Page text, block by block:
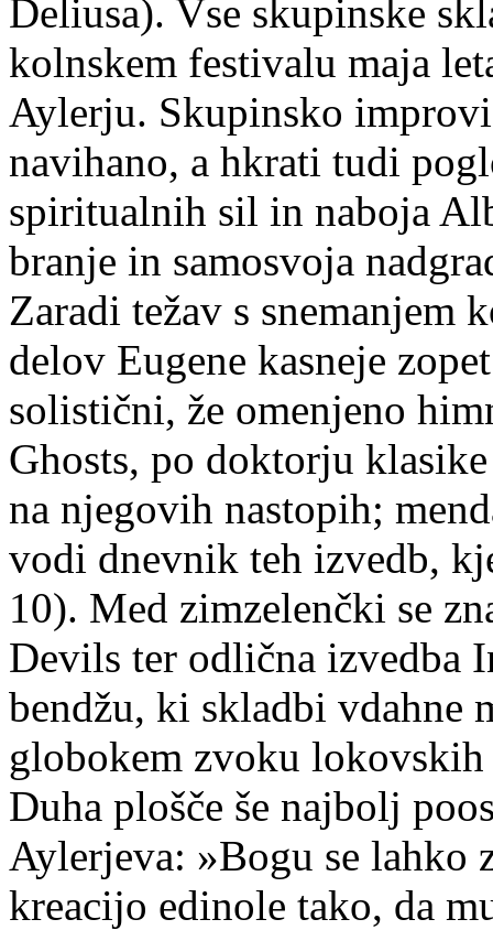
Deliusa). Vse skupinske
kolnskem festivalu maja
Aylerju. Skupinsko
navihano, a hkrati tudi
spiritualnih sil in naboja
branje in samosvoja
Zaradi težav s snemanjem
delov Eugene kasneje
solistični, že omenjeno
Ghosts, po doktorju
na njegovih nastopih;
vodi dnevnik teh izvedb,
10). Med zimzelenčki se
Devils ter odlična izvedba
bendžu, ki skladbi vdahne
globokem zvoku
Duha plošče še najbolj
Aylerjeva: »Bogu se lahko
kreacijo edinole tako, da